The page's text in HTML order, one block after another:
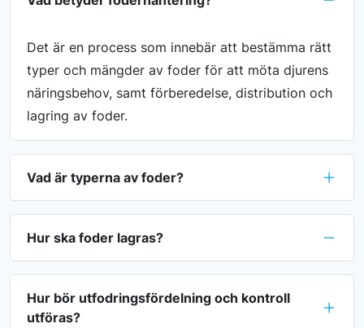
Det är en process som innebär att bestämma rätt
typer och mängder av foder för att möta djurens
näringsbehov, samt förberedelse, distribution och
lagring av foder.
Vad är typerna av foder?
Hur ska foder lagras?
Hur bör utfodringsfördelning och kontroll
utföras?